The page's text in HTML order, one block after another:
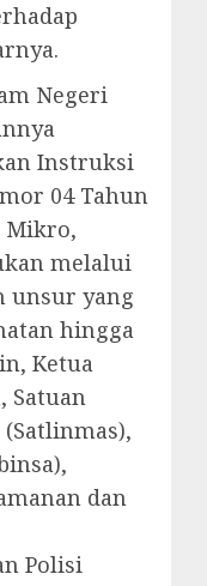
Negeri
Instruksi
04 Tahun
Mikro,
melalui
unsur yang
hingga
Ketua
Satuan
dan
Polisi